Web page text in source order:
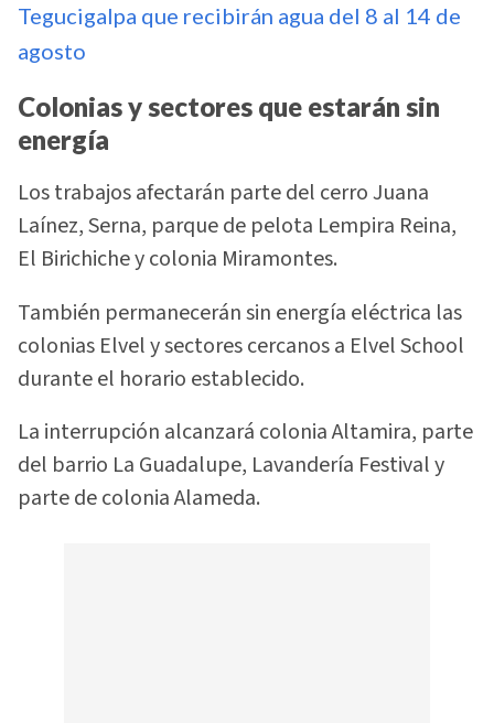
Tegucigalpa que recibirán agua del 8 al 14 de
agosto
Colonias y sectores que estarán sin
energía
Los trabajos afectarán parte del cerro Juana
Laínez, Serna, parque de pelota Lempira Reina,
El Birichiche y colonia Miramontes.
También permanecerán sin energía eléctrica las
colonias Elvel y sectores cercanos a Elvel School
durante el horario establecido.
La interrupción alcanzará colonia Altamira, parte
del barrio La Guadalupe, Lavandería Festival y
parte de colonia Alameda.